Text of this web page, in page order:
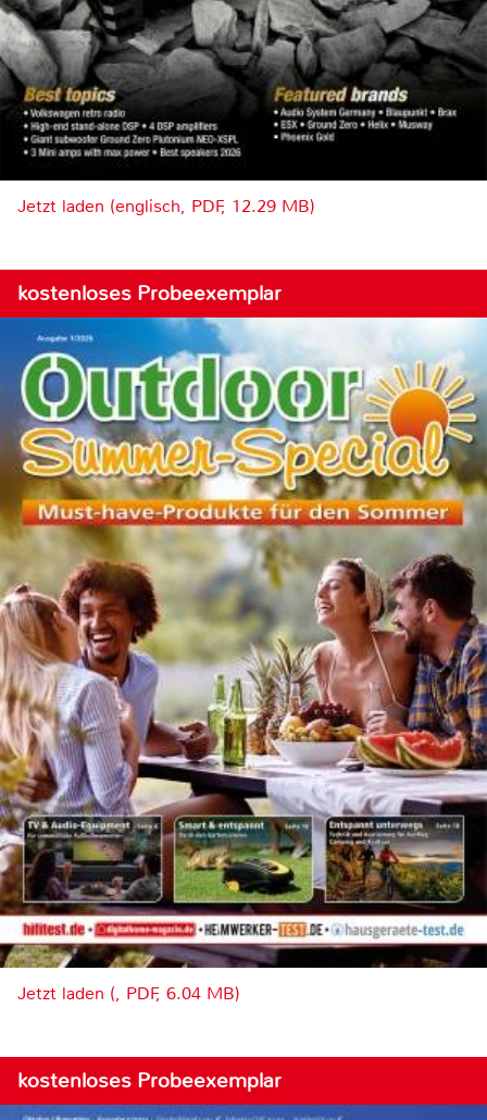
Jetzt laden (englisch, PDF, 12.29 MB)
kostenloses Probeexemplar
Jetzt laden (, PDF, 6.04 MB)
kostenloses Probeexemplar